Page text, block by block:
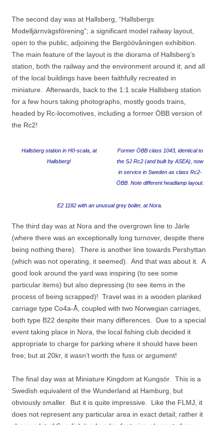
The second day was at Hallsberg, “Hallsbergs
Modelljärnvägsförening”; a significant model railway layout,
open to the public, adjoining the Bergöövåningen exhibition.
The main feature of the layout is the diorama of Hallsberg’s
station, both the railway and the environment around it; and all
of the local buildings have been faithfully recreated in
miniature. Afterwards, back to the 1:1 scale Hallsberg station
for a few hours taking photographs, mostly goods trains,
headed by Rc-locomotives, including a former ÖBB version of
the Rc2!
Hallsberg station in H0-scala, at
Hallsberg!
Former ÖBB class 1043, identical to
the SJ Rc2 (and built by ASEA), now
in service in Sweden as class Rc2-
ÖBB. Note different headlamp layout.
E2 1182 with an unusual grey boiler, at Nora.
The third day was at Nora and the overgrown line to Järle
(where there was an exceptionally long turnover, despite there
being nothing there). There is another line towards Pershyttan
(which was not operating, it seemed). And that was about it. A
good look around the yard was inspiring (to see some
particular items) but also depressing (to see items in the
process of being scrapped)! Travel was in a wooden planked
carriage type Co4a-Å, coupled with two Norwegian carriages,
both type B22 despite their many differences. Due to a special
event taking place in Nora, the local fishing club decided it
appropriate to charge for parking where it should have been
free; but at 20kr, it wasn’t worth the fuss or argument!
The final day was at Miniature Kingdom at Kungsör. This is a
Swedish equivalent of the Wunderland at Hamburg, but
obviously smaller. But it is quite impressive. Like the FLMJ, it
does not represent any particular area in exact detail; rather it